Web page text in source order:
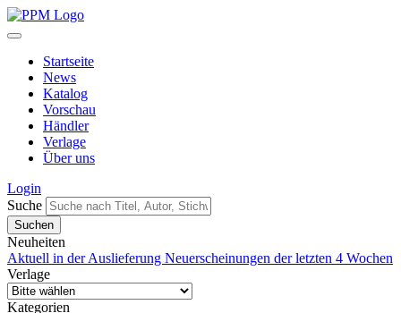
Startseite
News
Katalog
Vorschau
Händler
Verlage
Über uns
Login
Suche
Neuheiten
Aktuell in der Auslieferung Neuerscheinungen der letzten 4 Wochen
Verlage
Kategorien